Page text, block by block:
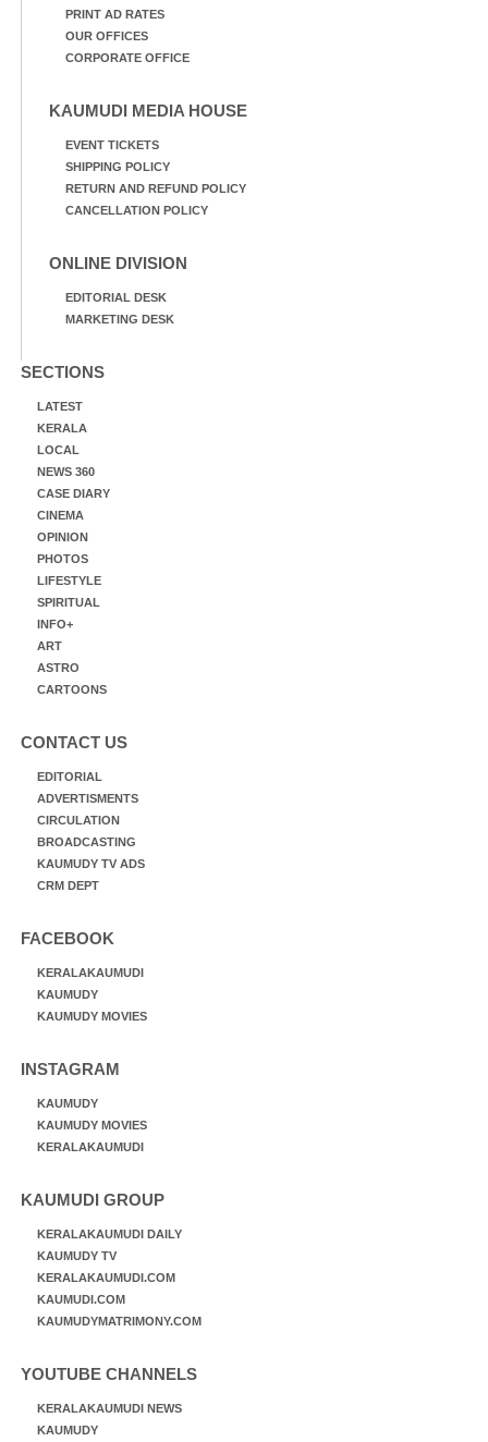
PRINT AD RATES
OUR OFFICES
CORPORATE OFFICE
KAUMUDI MEDIA HOUSE
EVENT TICKETS
SHIPPING POLICY
RETURN AND REFUND POLICY
CANCELLATION POLICY
ONLINE DIVISION
EDITORIAL DESK
MARKETING DESK
SECTIONS
LATEST
KERALA
LOCAL
NEWS 360
CASE DIARY
CINEMA
OPINION
PHOTOS
LIFESTYLE
SPIRITUAL
INFO+
ART
ASTRO
CARTOONS
CONTACT US
EDITORIAL
ADVERTISMENTS
CIRCULATION
BROADCASTING
KAUMUDY TV ADS
CRM DEPT
FACEBOOK
KERALAKAUMUDI
KAUMUDY
KAUMUDY MOVIES
INSTAGRAM
KAUMUDY
KAUMUDY MOVIES
KERALAKAUMUDI
KAUMUDI GROUP
KERALAKAUMUDI DAILY
KAUMUDY TV
KERALAKAUMUDI.COM
KAUMUDI.COM
KAUMUDYMATRIMONY.COM
YOUTUBE CHANNELS
KERALAKAUMUDI NEWS
KAUMUDY